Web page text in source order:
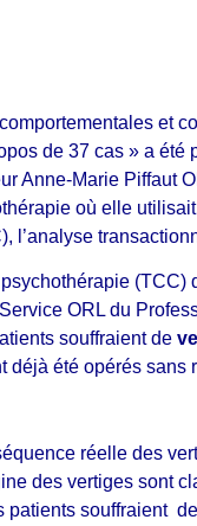
et
de 37 cas » a été
Anne-Marie Piffaut
où elle
l’analyse
ORL du
souffraient de
déjà été opérés sans
réelle des
des vertiges sont
patients souffraient